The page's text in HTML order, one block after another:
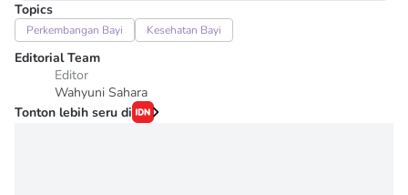
Topics
Perkembangan Bayi Kesehatan Bayi
Editorial Team
Editor
Wahyuni Sahara
Tonton lebih seru di